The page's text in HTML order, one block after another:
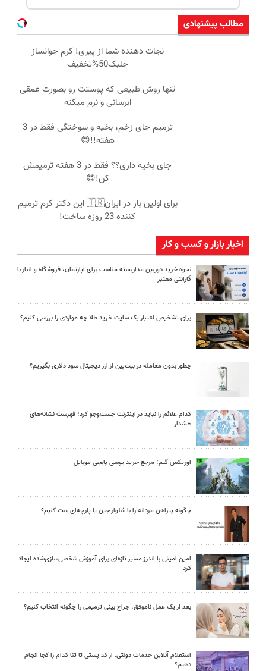
مطالب پیشنهادی
نجات دهنده شما از پیری! کرم جوانساز
جلبک50%تخفیف
تنها روش طبیعی که پوستت رو بصورت عمقی
ابرسانی و نرم میکنه
ترمیم جای زخم، بخیه و سوختگی فقط در 3
هفته!!😍
جای بخیه داری؟؟ فقط در 3 هفته ترمیمش
کن!😍
برای اولین بار در ایران🇮🇷 این دکتر کرم ترمیم
کننده 23 روزه ساخت!
اخبار بازار و کسب و کار
نحوه خرید دوربین مداربسته مناسب برای آپارتمان، فروشگاه و انبار با
گارانتی معتبر
برای تشخیص اعتبار یک سایت خرید طلا چه مواردی را بررسی کنیم؟
چطور بدون معامله در بیت‌پین از ارز دیجیتال سود دلاری بگیریم؟
کدام علائم را نباید در اینترنت جست‌وجو کرد؛ فهرست نشانه‌های
هشدار
اوریکس گیم؛ مرجع خرید یوسی پابجی موبایل
چگونه پیراهن مردانه را با شلوار جین یا پارچه‌ای ست کنیم؟
امین امینی با اندرز مسیر تازه‌ای برای آموزش شخصی‌سازی‌شده ایجاد
کرد
بعد از یک عمل ناموفق، جراح بینی ترمیمی را چگونه انتخاب کنیم؟
استعلام آنلاین خدمات دولتی: از کد پستی تا ثنا کدام را کجا انجام
دهیم؟